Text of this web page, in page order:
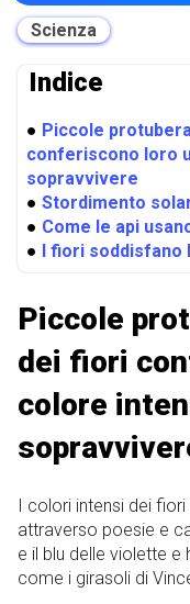
Scienza
Indice
● Piccole
conferiscono loro
sopravvivere
● Stordimento
● Come le api
● I fiori soddisfano
Piccole
dei fiori
colore
I colori intensi dei
attraverso poesie e
e il blu delle violette e
come i girasoli di